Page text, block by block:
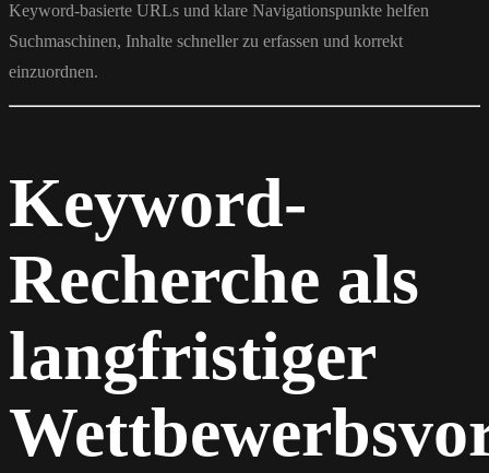
Keyword-basierte URLs und klare Navigationspunkte helfen
Suchmaschinen, Inhalte schneller zu erfassen und korrekt
einzuordnen.
Keyword-
Recherche als
langfristiger